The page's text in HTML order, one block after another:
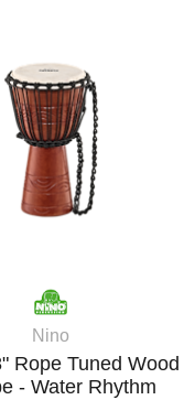
Nino
Rope Tuned Wood
- Water Rhythm